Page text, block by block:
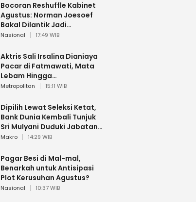
Bocoran Reshuffle Kabinet
Agustus: Norman Joesoef
Bakal Dilantik Jadi
Wamenhan RI
Nasional 17:49 WIB
Aktris Sali Irsalina Dianiaya
Pacar di Fatmawati, Mata
Lebam Hingga
Diselamatkan Polantas
Metropolitan 15:11 WIB
Dipilih Lewat Seleksi Ketat,
Bank Dunia Kembali Tunjuk
Sri Mulyani Duduki Jabatan
Strategis
Makro 14:29 WIB
Pagar Besi di Mal-mal,
Benarkah untuk Antisipasi
Plot Kerusuhan Agustus?
Nasional 10:37 WIB